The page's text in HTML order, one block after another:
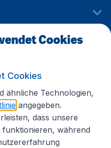
Cookies
Cookies
ähnliche Technologien,
angegeben.
dass unsere
funktionieren, während